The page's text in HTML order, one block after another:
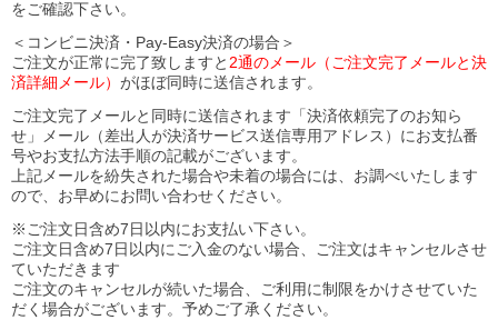
をご確認下さい。
＜コンビニ決済・Pay-Easy決済の場合＞
ご注文が正常に完了致しますと 2通のメール（ご注文完了メールと決
済詳細メール） がほぼ同時に送信されます。
ご注文完了メールと同時に送信されます「決済依頼完了のお知ら
せ」メール（差出人が決済サービス送信専用アドレス）にお支払番
号やお支払方法手順の記載がございます。
上記メールを紛失された場合や未着の場合には、お調べいたします
ので、お早めにお問い合わせください。
※ご注文日含め7日以内にお支払い下さい。
ご注文日含め7日以内にご入金のない場合、ご注文はキャンセルさせ
ていただきます
ご注文のキャンセルが続いた場合、ご利用に制限をかけさせていた
だく場合がございます。予めご了承ください。